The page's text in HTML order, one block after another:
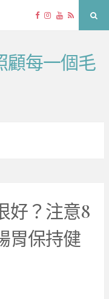
Facebook
Instagram
YouTube
RSS
顧每一個毛
好？注意8
胃保持健